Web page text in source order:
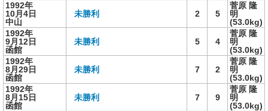
1992年
10月4日
中山
未勝利 2 5
菅原 隆
明
(53.0kg)
1992年
9月12日
函館
未勝利 5 4
菅原 隆
明
(53.0kg)
1992年
8月29日
函館
未勝利 7 2
菅原 隆
明
(53.0kg)
1992年
8月15日
函館
未勝利 7 9
菅原 隆
明
(53.0kg)